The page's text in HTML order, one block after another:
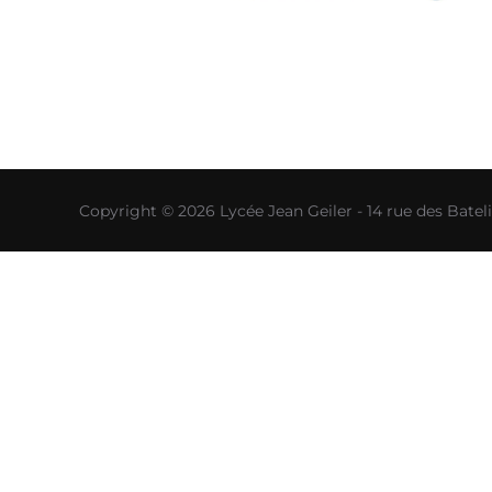
Copyright © 2026 Lycée Jean Geiler - 14 rue des